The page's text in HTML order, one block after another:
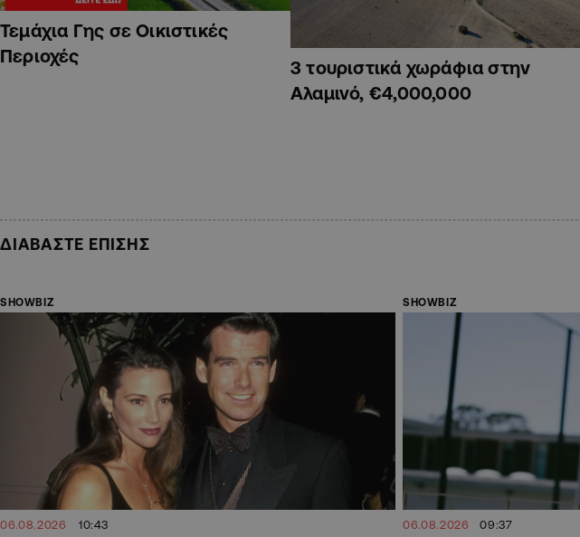
Τεμάχια Γης σε Οικιστικές
Περιοχές
3 τουριστικά χωράφια στην
Αλαμινό, €4,000,000
ΔΙΑΒΑΣΤΕ ΕΠΙΣΗΣ
SHOWBIZ
06.08.2026 10:43
SHOWBIZ
06.08.2026 09:37